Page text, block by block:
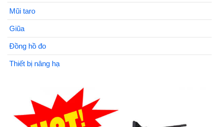
Mũi taro
Giũa
Đồng hồ đo
Thiết bị nâng hạ